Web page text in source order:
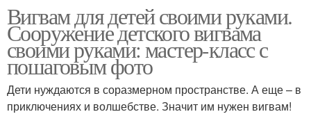
Вигвам для детей своими руками.
Сооружение детского вигвама
своими руками: мастер-класс с
пошаговым фото
Дети нуждаются в соразмерном пространстве. А еще – в
приключениях и волшебстве. Значит им нужен вигвам!